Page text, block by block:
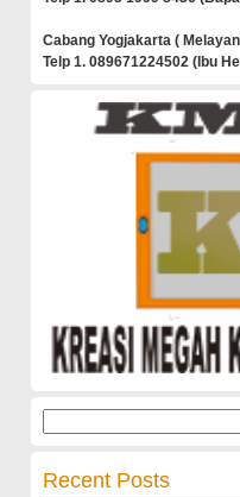
Cabang Yogjakarta (
Telp 1. 089671224502 (Ibu
Recent Posts